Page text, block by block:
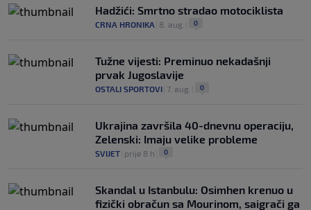
Hadžići: Smrtno stradao motociklista
CRNA HRONIKA 8. aug. 0
Tužne vijesti: Preminuo nekadašnji
prvak Jugoslavije
OSTALI SPORTOVI 7. aug. 0
Ukrajina završila 40-dnevnu operaciju,
Zelenski: Imaju velike probleme
SVIJET prije 8 h 0
Skandal u Istanbulu: Osimhen krenuo u
fizički obračun sa Mourinom, saigrači ga